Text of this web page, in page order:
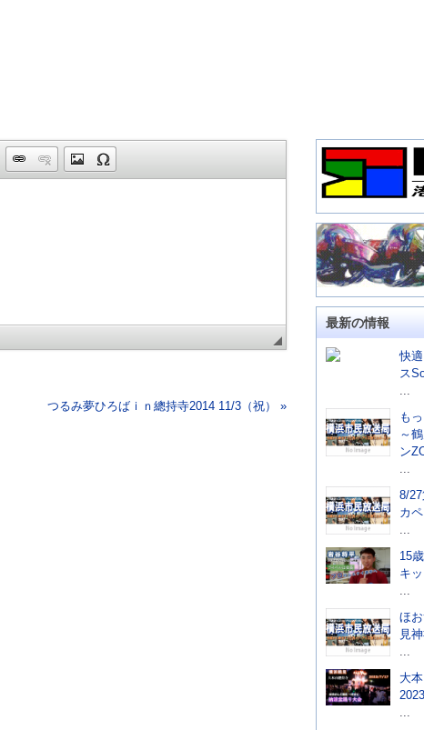
つるみ夢ひろばｉｎ總持寺2014 11/3（祝） »
最新の情報
快
ス
...
も
～
ン
...
8/
カ
...
15
キ
...
ほ
見
...
大
...